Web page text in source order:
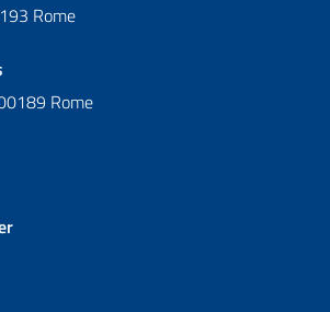
Rome
Rome